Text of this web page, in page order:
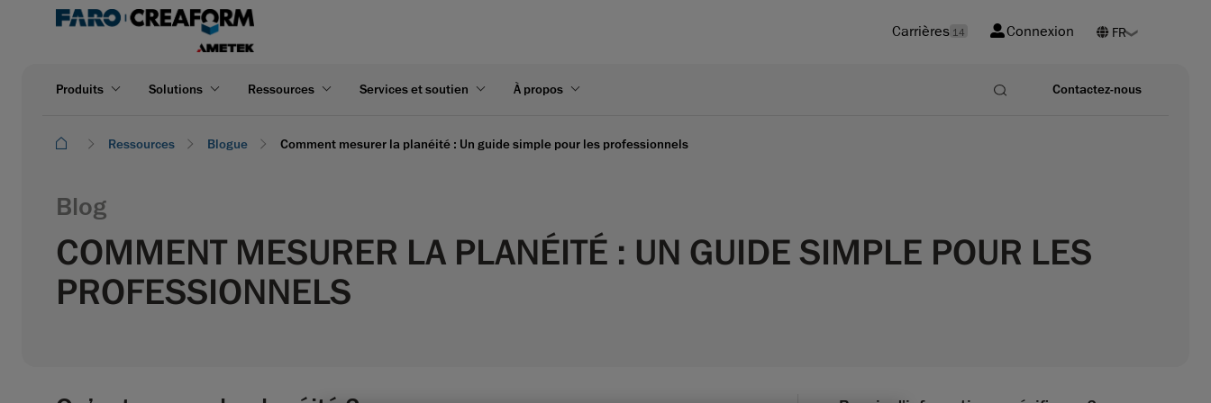
Carrières 14 Connexion
Produits Solutions Ressources Services et soutien À propos Contactez-nous
Ressources Blogue Comment mesurer la planéité : Un guide simple pour les professionnels
Blog
COMMENT MESURER LA PLANÉITÉ : UN GUIDE SIMPLE POUR LES
PROFESSIONNELS